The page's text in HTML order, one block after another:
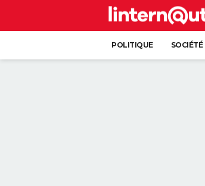
POLITIQUE SOCIÉTÉ